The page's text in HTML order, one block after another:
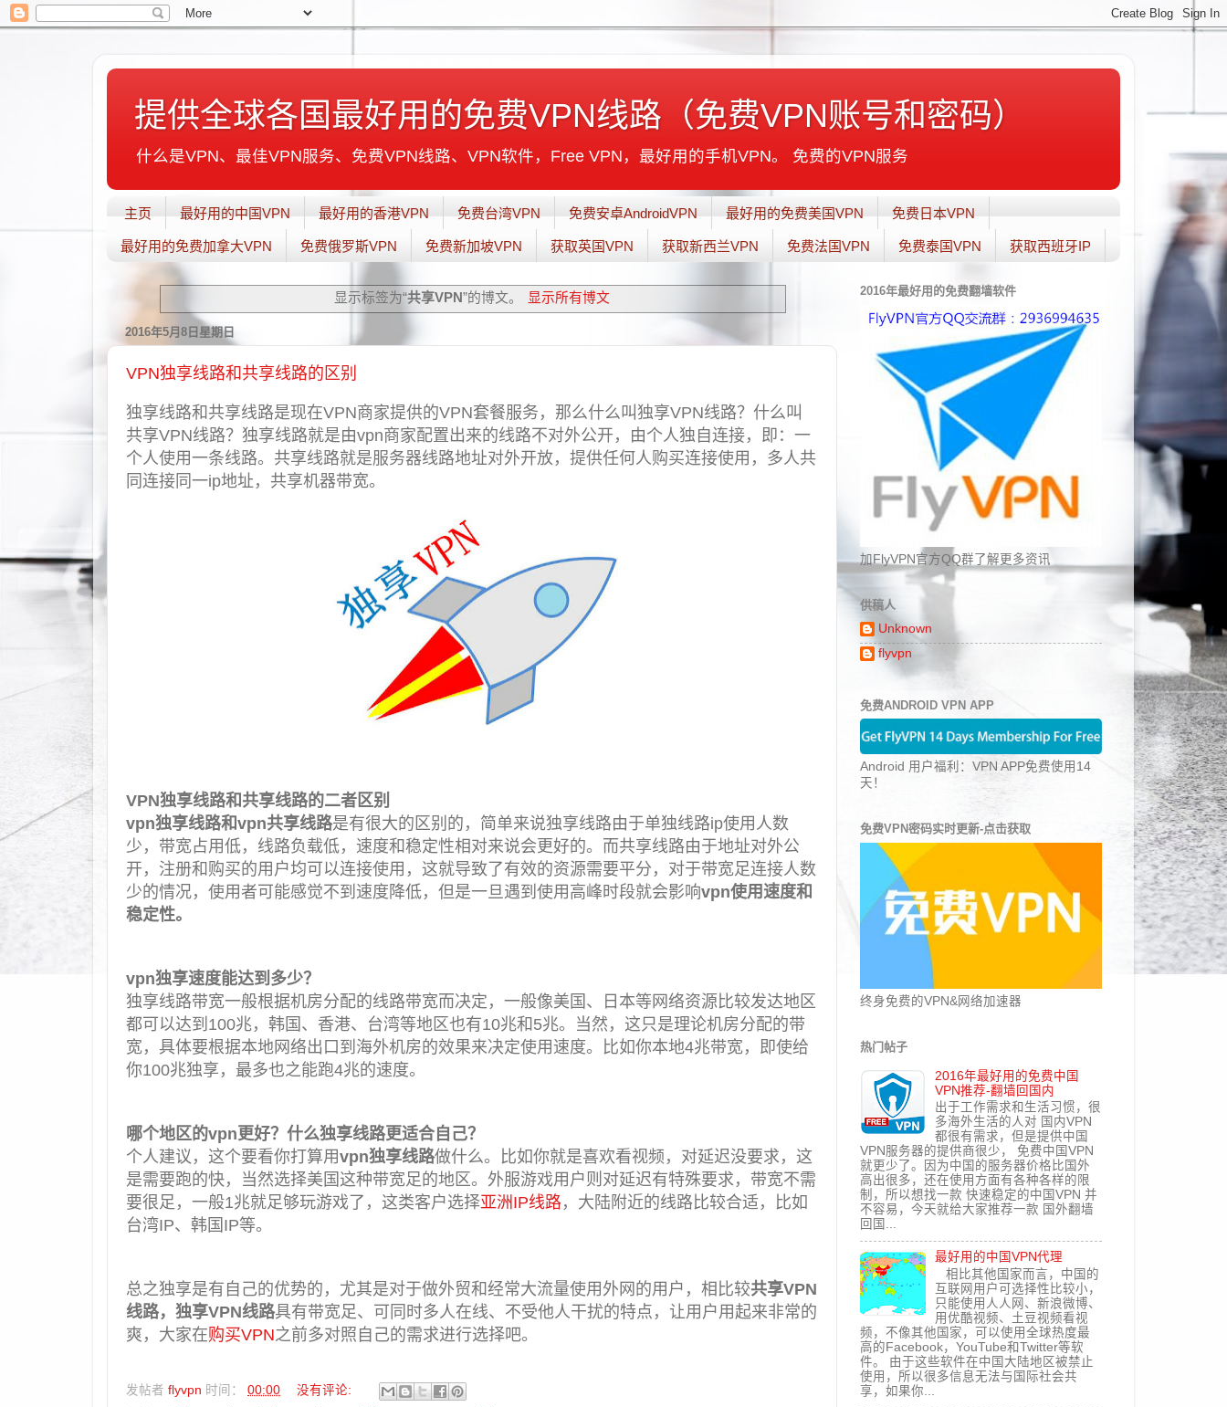
提供全球各国最好用的免费VPN线路（免费VPN账号和密码）
什么是VPN、最佳VPN服务、免费VPN线路、VPN软件，Free VPN，最好用的手机VPN。 免费的VPN服务
主页 最好用的中国VPN 最好用的香港VPN 免费台湾VPN 免费安卓AndroidVPN 最好用的免费美国VPN 免费日本VPN
最好用的免费加拿大VPN 免费俄罗斯VPN 免费新加坡VPN 获取英国VPN 获取新西兰VPN 免费法国VPN 免费泰国VPN 获取西班牙IP
显示标签为“共享VPN”的博文。 显示所有博文
2016年5月8日星期日
VPN独享线路和共享线路的区别
独享线路和共享线路是现在VPN商家提供的VPN套餐服务，那么什么叫独享VPN线路？什么叫
共享VPN线路？ 独享线路就是由vpn商家配置出来的线路不对外公开，由个人独自连接，即：一
个人使用一条线路。共享线路就是服务器线路地址对外开放，提供任何人购买连接使用，多人共
同连接同一ip地址，共享机器带宽。
VPN独享线路和共享线路的二者区别
vpn独享线路和vpn共享线路是有很大的区别的，简单来说独享线路由于单独线路ip使用人数
少，带宽占用低，线路负载低，速度和稳定性相对来说会更好的。而共享线路由于地址对外公
开，注册和购买的用户均可以连接使用，这就导致了有效的资源需要平分，对于带宽足连接人数
少的情况，使用者可能感觉不到速度降低，但是一旦遇到使用高峰时段就会影响vpn使用速度和
稳定性。
vpn独享速度能达到多少？
独享线路带宽一般根据机房分配的线路带宽而决定，一般像美国、日本等网络资源比较发达地区
都可以达到100兆，韩国、香港、台湾等地区也有10兆和5兆。当然，这只是理论机房分配的带
宽，具体要根据本地网络出口到海外机房的效果来决定使用速度。比如你本地4兆带宽，即使给
你100兆独享，最多也之能跑4兆的速度。
哪个地区的vpn更好？什么独享线路更适合自己？
个人建议，这个要看你打算用vpn独享线路做什么。比如你就是喜欢看视频，对延迟没要求，这
是需要跑的快，当然选择美国这种带宽足的地区。外服游戏用户则对延迟有特殊要求，带宽不需
要很足，一般1兆就足够玩游戏了，这类客户选择亚洲IP线路，大陆附近的线路比较合适，比如
台湾IP、韩国IP等。
总之独享是有自己的优势的，尤其是对于做外贸和经常大流量使用外网的用户，相比较共享VPN
线路，独享VPN线路具有带宽足、可同时多人在线、不受他人干扰的特点，让用户用起来非常的
爽，大家在购买VPN之前多对照自己的需求进行选择吧。
发帖者 flyvpn 时间： 00:00
没有评论:
2016年最好用的免费翻墙软件
加FlyVPN官方QQ群了解更多资讯
供稿人
Unknown
flyvpn
免费ANDROID VPN APP
Android 用户福利：VPN APP免费使用14
天！
免费VPN密码实时更新-点击获取
终身免费的VPN&网络加速器
热门帖子
2016年最好用的免费中国
VPN推荐-翻墙回国内
出于工作需求和生活习惯，很
多海外生活的人对 国内VPN
都很有需求，但是提供中国
VPN服务器的提供商很少， 免费中国VPN
就更少了。因为中国的服务器价格比国外
高出很多，还在使用方面有各种各样的限
制，所以想找一款 快速稳定的中国VPN 并
不容易，今天就给大家推荐一款 国外翻墙
回国...
最好用的中国VPN代理
相比其他国家而言，中国的
互联网用户可选择性比较小，
只能使用人人网、新浪微博、
用优酷视频、土豆视频看视
频，不像其他国家，可以使用全球热度最
高的Facebook，YouTube和Twitter等软
件。 由于这些软件在中国大陆地区被禁止
使用，所以很多信息无法与国际社会共
享，如果你...